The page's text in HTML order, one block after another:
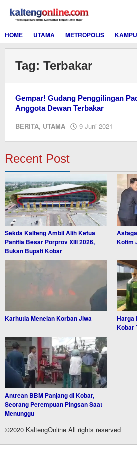
konten
HOME
UTAMA METROPOLIS
Tag: Terbakar
Gempar! Gudang Penggilingan
Anggota Dewan Terbakar
BERITA, UTAMA 9 Juni 2021
dua
Recent Post
Sekda Kalteng Ambil Alih Ketua
Panitia Besar Porprov XIII 2026,
Bukan Bupati Kobar
Kotim
Karhutla Menelan Korban Jiwa
Harga
Kobar
Antrean BBM Panjang di Kobar,
Seorang Perempuan Pingsan Saat
Menunggu
©2020 KaltengOnline All rights reserved